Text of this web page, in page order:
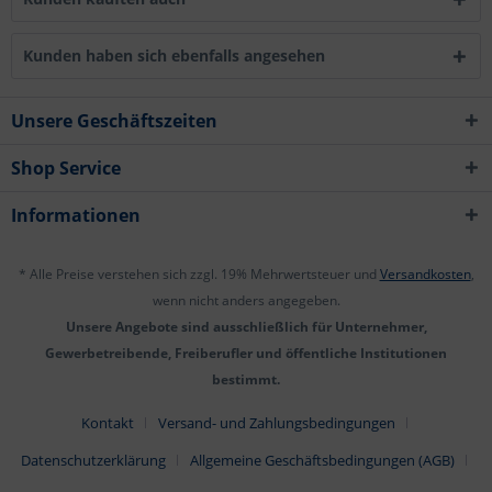
Kunden haben sich ebenfalls angesehen
Unsere Geschäftszeiten
Shop Service
Informationen
* Alle Preise verstehen sich zzgl. 19% Mehrwertsteuer und Versandkosten,
wenn nicht anders angegeben.
Unsere Angebote sind ausschließlich für Unternehmer,
Gewerbetreibende, Freiberufler und öffentliche Institutionen
bestimmt.
Kontakt
Versand- und Zahlungsbedingungen
Datenschutzerklärung
Allgemeine Geschäftsbedingungen (AGB)